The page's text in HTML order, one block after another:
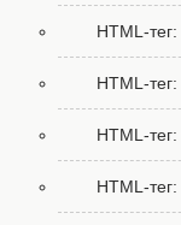
HTML-
HTML-
HTML-
HTML-